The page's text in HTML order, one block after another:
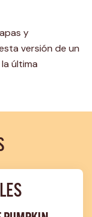
y
versión de un
última